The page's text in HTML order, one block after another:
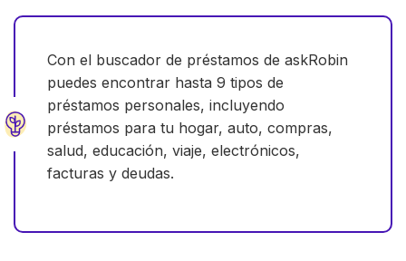
Con el buscador de préstamos de askRobin
puedes encontrar hasta 9 tipos de
préstamos personales, incluyendo
préstamos para tu hogar, auto, compras,
salud, educación, viaje, electrónicos,
facturas y deudas.